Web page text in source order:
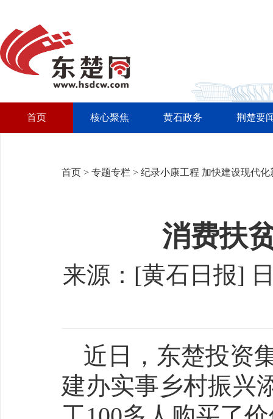
首页 核心聚焦 黄石政务 荆楚要
首页 > 专题专栏 > 纪录小康工程 加快建设现代化
消费扶
来源：[黄石日报]
近日，东楚投资
建办实事乡村振兴